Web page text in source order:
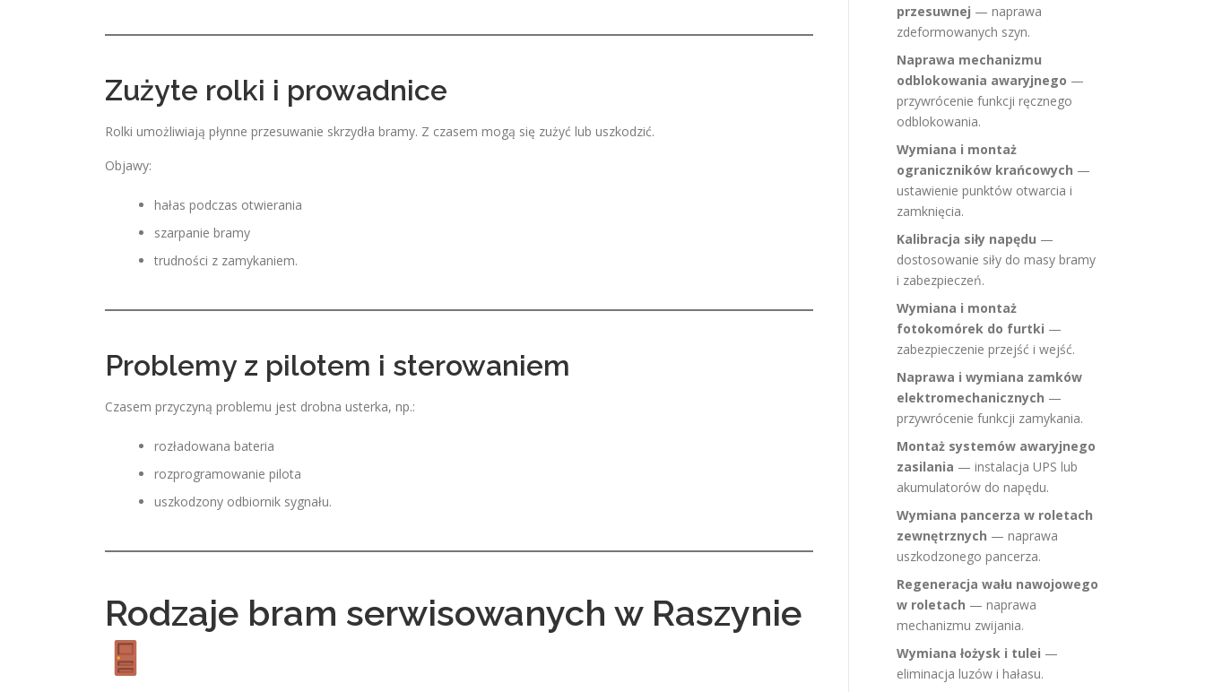
Zużyte rolki i prowadnice
Rolki umożliwiają płynne przesuwanie skrzydła bramy. Z czasem mogą się zużyć lub uszkodzić.
Objawy:
hałas podczas otwierania
szarpanie bramy
trudności z zamykaniem.
Problemy z pilotem i sterowaniem
Czasem przyczyną problemu jest drobna usterka, np.:
rozładowana bateria
rozprogramowanie pilota
uszkodzony odbiornik sygnału.
Rodzaje bram serwisowanych w Raszynie
przesuwnej — naprawa
zdeformowanych szyn.
Naprawa mechanizmu
odblokowania awaryjnego —
przywrócenie funkcji ręcznego
odblokowania.
Wymiana i montaż
ograniczników krańcowych —
ustawienie punktów otwarcia i
zamknięcia.
Kalibracja siły napędu —
dostosowanie siły do masy bramy
i zabezpieczeń.
Wymiana i montaż
fotokomórek do furtki —
zabezpieczenie przejść i wejść.
Naprawa i wymiana zamków
elektromechanicznych —
przywrócenie funkcji zamykania.
Montaż systemów awaryjnego
zasilania — instalacja UPS lub
akumulatorów do napędu.
Wymiana pancerza w roletach
zewnętrznych — naprawa
uszkodzonego pancerza.
Regeneracja wału nawojowego
w roletach — naprawa
mechanizmu zwijania.
Wymiana łożysk i tulei —
eliminacja luzów i hałasu.